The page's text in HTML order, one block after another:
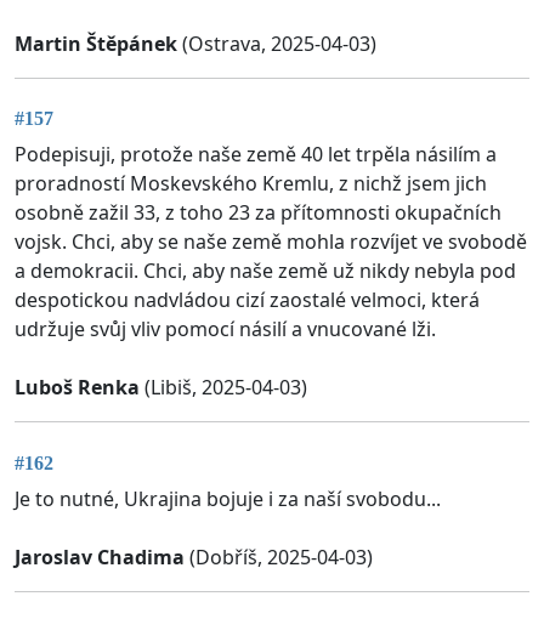
Martin Štěpánek(Ostrava, 2025-04-03)
#157
Podepisuji, protože naše země 40 let trpěla násilím a
proradností Moskevského Kremlu, z nichž jsem jich
osobně zažil 33, z toho 23 za přítomnosti okupačních
vojsk. Chci, aby se naše země mohla rozvíjet ve svobodě
a demokracii. Chci, aby naše země už nikdy nebyla pod
despotickou nadvládou cizí zaostalé velmoci, která
udržuje svůj vliv pomocí násilí a vnucované lži.
Luboš Renka (Libiš, 2025-04-03)
#162
Je to nutné, Ukrajina bojuje i za naší svobodu...
Jaroslav Chadima (Dobříš, 2025-04-03)